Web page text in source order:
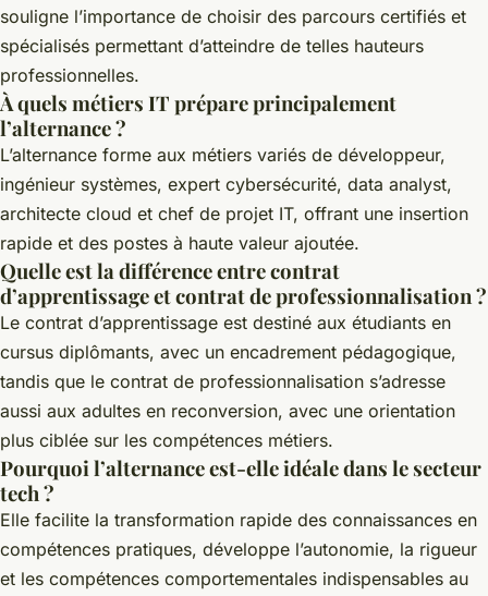
souligne l’importance de choisir des parcours certifiés et
spécialisés permettant d’atteindre de telles hauteurs
professionnelles.
À quels métiers IT prépare principalement
l’alternance ?
L’alternance forme aux métiers variés de développeur,
ingénieur systèmes, expert cybersécurité, data analyst,
architecte cloud et chef de projet IT, offrant une insertion
rapide et des postes à haute valeur ajoutée.
Quelle est la différence entre contrat
d’apprentissage et contrat de professionnalisation ?
Le contrat d’apprentissage est destiné aux étudiants en
cursus diplômants, avec un encadrement pédagogique,
tandis que le contrat de professionnalisation s’adresse
aussi aux adultes en reconversion, avec une orientation
plus ciblée sur les compétences métiers.
Pourquoi l’alternance est-elle idéale dans le secteur
tech ?
Elle facilite la transformation rapide des connaissances en
compétences pratiques, développe l’autonomie, la rigueur
et les compétences comportementales indispensables au